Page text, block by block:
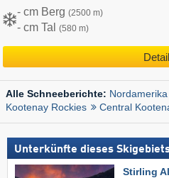
- cm Berg (2500 m)
- cm Tal (580 m)
Alle Schneeberichte: Nordamerika
Kootenay Rockies
Central
Unterkünfte dieses
Stirling